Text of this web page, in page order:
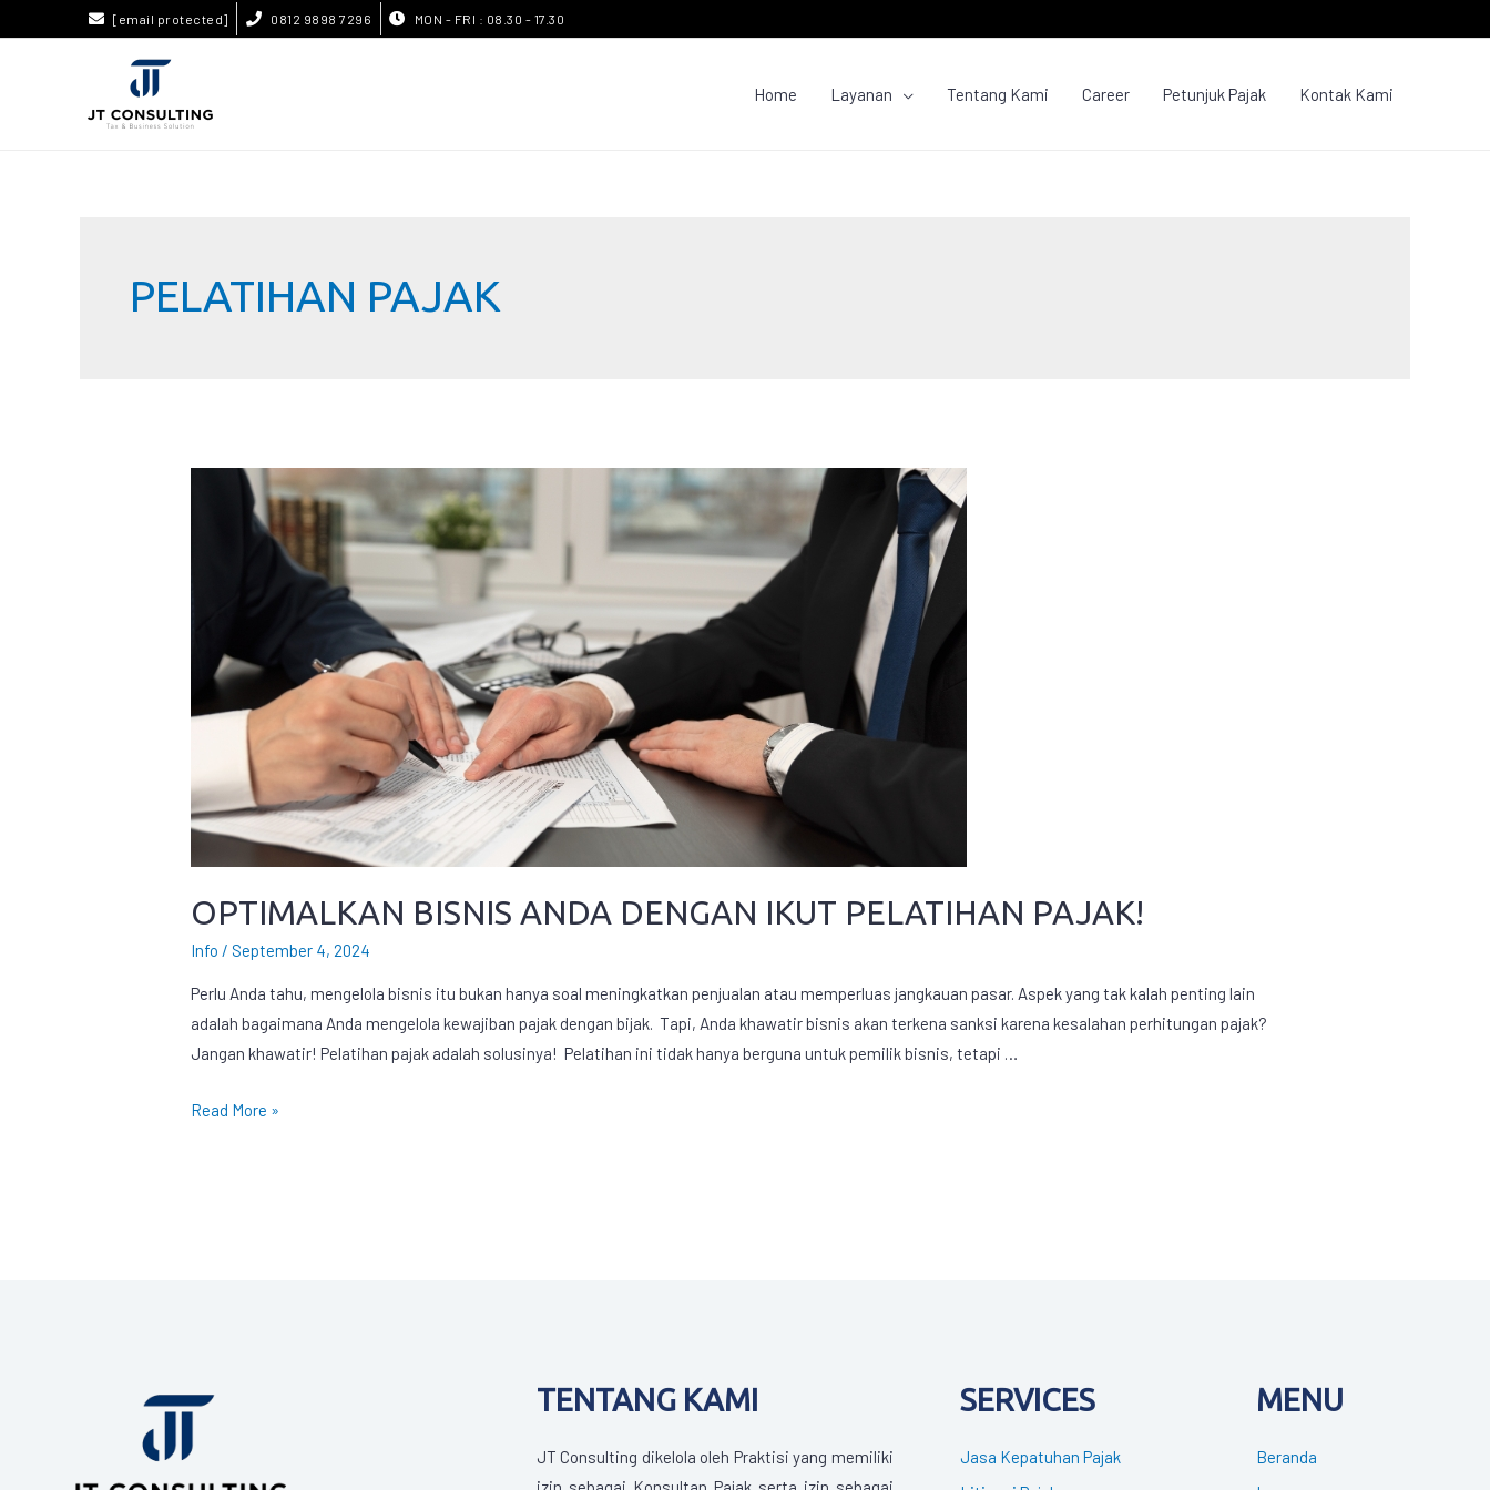
[email protected] 0812 9898 7296 MON - FRI : 08.30 - 17.30
Home Layanan Tentang Kami Career Petunjuk Pajak Kontak Kami
PELATIHAN PAJAK
OPTIMALKAN BISNIS ANDA DENGAN IKUT PELATIHAN PAJAK!
Info / September 4, 2024
Perlu Anda tahu, mengelola bisnis itu bukan hanya soal meningkatkan penjualan atau memperluas jangkauan pasar. Aspek yang tak kalah penting lain
adalah bagaimana Anda mengelola kewajiban pajak dengan bijak. Tapi, Anda khawatir bisnis akan terkena sanksi karena kesalahan perhitungan pajak?
Jangan khawatir! Pelatihan pajak adalah solusinya! Pelatihan ini tidak hanya berguna untuk pemilik bisnis, tetapi …
Read More »
TENTANG KAMI
JT Consulting dikelola oleh Praktisi yang memiliki
SERVICES
Jasa Kepatuhan Pajak
MENU
Beranda